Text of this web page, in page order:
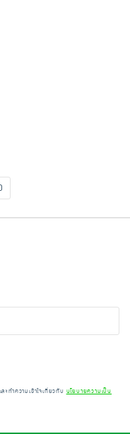
ทำความเข้าใจเกี่ยวกับ นโยบายความเป็น